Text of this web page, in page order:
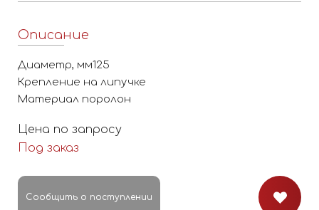
Описание
Диаметр, мм125
Крепление на липучке
Материал поролон
Цена по запросу
Под заказ
Сообщить о поступлении